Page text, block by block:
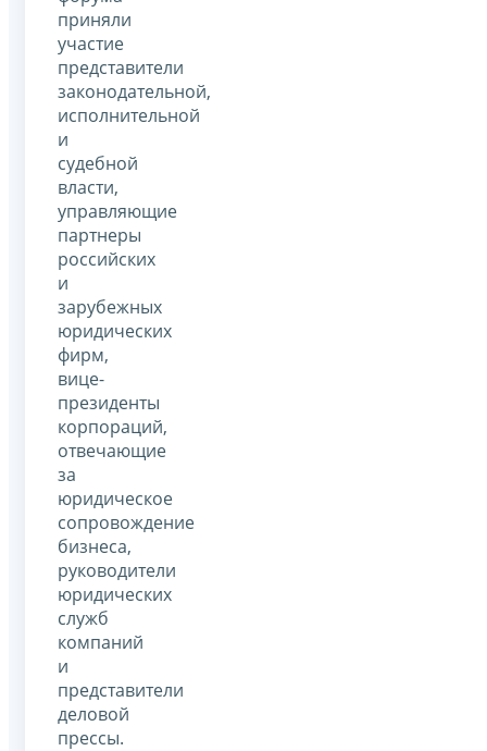
приняли
участие
представители
законодательной,
исполнительной
и
судебной
власти,
управляющие
партнеры
российских
и
зарубежных
юридических
фирм,
вице-
президенты
корпораций,
отвечающие
за
юридическое
сопровождение
бизнеса,
руководители
юридических
служб
компаний
и
представители
деловой
прессы.